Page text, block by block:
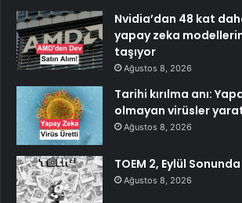
Nvidia’dan 48 kat
yapay zeka
taşıyor
Ağustos 8, 2026
Tarihi kırılma anı:
olmayan virüsler
Ağustos 8, 2026
TOEM 2, Eylül
Ağustos 8, 2026